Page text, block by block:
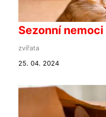
Sezonní
zvířata
25. 04. 2024